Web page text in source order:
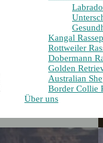
Kangal
Rottweiler
Dobermann
Golden
Australian
Border Collie
Über uns